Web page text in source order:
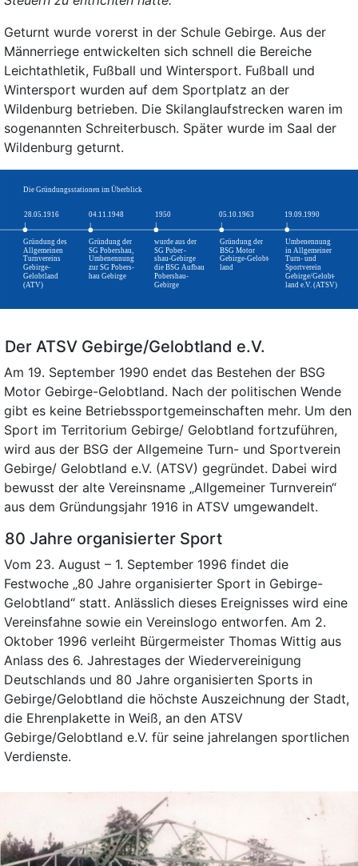
Geturnt wurde vorerst in der Schule Gebirge. Aus der
Männerriege entwickelten sich schnell die Bereiche
Leichtathletik, Fußball und Wintersport. Fußball und
Wintersport wurden auf dem Sportplatz an der
Wildenburg betrieben. Die Skilanglaufstrecken waren im
sogenannten Schreiterbusch. Später wurde im Saal der
Wildenburg geturnt.
Der ATSV Gebirge/Gelobtland e.V.
Am 19. September 1990 endet das Bestehen der BSG
Motor Gebirge-Gelobtland. Nach der politischen Wende
gibt es keine Betriebssportgemeinschaften mehr. Um den
Sport im Territorium Gebirge/ Gelobtland fortzuführen,
wird aus der BSG der Allgemeine Turn- und Sportverein
Gebirge/ Gelobtland e.V. (ATSV) gegründet. Dabei wird
bewusst der alte Vereinsname „Allgemeiner Turnverein“
aus dem Gründungsjahr 1916 in ATSV umgewandelt.
80 Jahre organisierter Sport
Vom 23. August – 1. September 1996 findet die
Festwoche „80 Jahre organisierter Sport in Gebirge-
Gelobtland“ statt. Anlässlich dieses Ereignisses wird eine
Vereinsfahne sowie ein Vereinslogo entworfen. Am 2.
Oktober 1996 verleiht Bürgermeister Thomas Wittig aus
Anlass des 6. Jahrestages der Wiedervereinigung
Deutschlands und 80 Jahre organisierten Sports in
Gebirge/Gelobtland die höchste Auszeichnung der Stadt,
die Ehrenplakette in Weiß, an den ATSV
Gebirge/Gelobtland e.V. für seine jahrelangen sportlichen
Verdienste.